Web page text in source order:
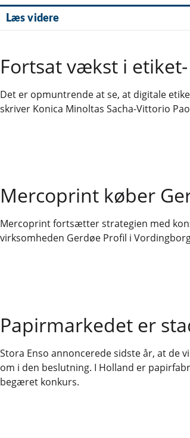
Læs videre
Fortsat vækst i
Det er opmuntrende at se, at digitale
skriver Konica Minoltas Sacha-Vittorio
Mercoprint køber
Mercoprint fortsætter strategien med
virksomheden Gerdøe Profil i
Papirmarkedet er
Stora Enso annoncerede sidste år, at de
om i den beslutning. I Holland er
begæret konkurs.